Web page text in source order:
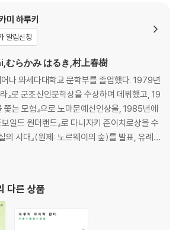
이 자매가 잠들어 있는 것을 발견한다. ‘나’는 그
. 한편 대학을 중퇴한 ‘나’의 친구 ‘쥐’는 칠백 킬
서 하는 일 없이 지내며 여자 친구를 사귀지만, 무
위해 처음엔 여자 친구를, 나중에 고향을 떠나기로
날을 보내던 ‘나’는 불현듯, 처음에 친구인 ‘쥐’가
가 신주쿠에서 빠져들었던 ‘3 플리퍼 스페이스
고 싶다는 욕구에 사로잡힌다. 온갖 방법을 동원
고에서 핀볼 머신과 조우하는데, 그 기계와 ‘나’의
와 ‘나’의 재회 장면처럼 보인다. 하지만 핀볼 머신
은 상실의 확인을 의미하는 것이었다. 그것을 상
는 ‘나’의 집을 떠난다.
미 하루키
알림신청
らかみ はるき,村上春樹
나 와세다대학교 문학부를 졸업했다. 1979년
』로 군조신인문학상을 수상하며 데뷔했고, 19
쫓는 모험』으로 노마문예신인상을, 1985년에
일드 원더랜드』로 다니자키 준이치로상을 수
의 시대』(원제: 노르웨이의 숲)를 발표, 유례없
함께 하루키 신드롬을 일으키며 세계적인 작가
태엽 감는 새』로 요미우리문학상을 수상했고,
정되었다. 그 밖
다른 상품